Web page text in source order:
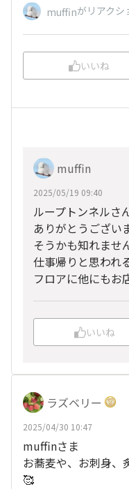
muffinがリアクシ
いいね
muffin
2025/05/19 09:40
ループトンネルさ
ありがとうござい
そうかも知れませ
仕事帰りと思われ
フロアに他にもお
いいね
ラズベリー
2025/04/30 10:47
muffinさま
お蕎麦や、お刺身、
🥰